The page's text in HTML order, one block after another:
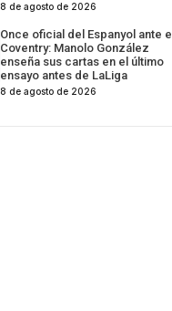
8 de agosto de 2026
Once oficial del Espanyol ante el
Coventry: Manolo González
enseña sus cartas en el último
ensayo antes de LaLiga
8 de agosto de 2026